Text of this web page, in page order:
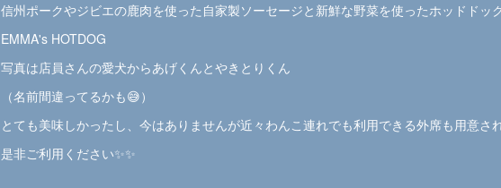
信州ポークやジビエの鹿肉を使った自家製ソーセージと新鮮な野菜を使ったホッドドッ
EMMA's HOTDOG
写真は店員さんの愛犬からあげくんとやきとりくん
（名前間違ってるかも😅）
とても美味しかったし、今はありませんが近々わんこ連れでも利用できる外席も用意さ
是非ご利用ください✨✨